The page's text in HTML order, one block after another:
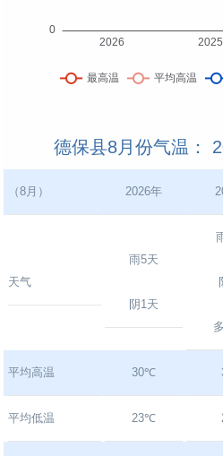
德保县8月份气温：
（8月） 2026年
天气
雨5天
阴1天
平均高温 30℃
平均低温 23℃